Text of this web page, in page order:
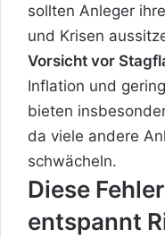
sollten Anleger
und Krisen
Vorsicht vor
Inflation und
bieten
da viele andere
schwächeln.
Diese
entspannt